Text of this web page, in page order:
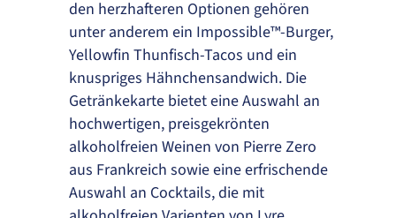
den herzhafteren Optionen gehören
unter anderem ein Impossible™-Burger,
Yellowfin Thunfisch-Tacos und ein
knuspriges Hähnchensandwich. Die
Getränkekarte bietet eine Auswahl an
hochwertigen, preisgekrönten
alkoholfreien Weinen von Pierre Zero
aus Frankreich sowie eine erfrischende
Auswahl an Cocktails, die mit